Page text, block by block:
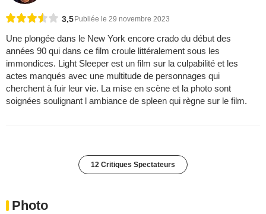
3,5 Publiée le 29 novembre 2023
Une plongée dans le New York encore crado du début des
années 90 qui dans ce film croule littéralement sous les
immondices. Light Sleeper est un film sur la culpabilité et les
actes manqués avec une multitude de personnages qui
cherchent à fuir leur vie. La mise en scène et la photo sont
soignées soulignant l ambiance de spleen qui règne sur le film.
12 Critiques Spectateurs
Photo